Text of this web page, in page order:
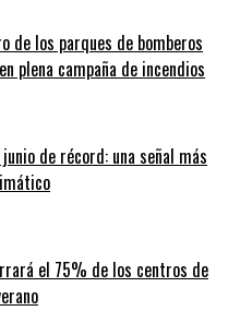
de los parques de bomberos
plena campaña de incendios
de récord: una señal más
el 75% de los centros de